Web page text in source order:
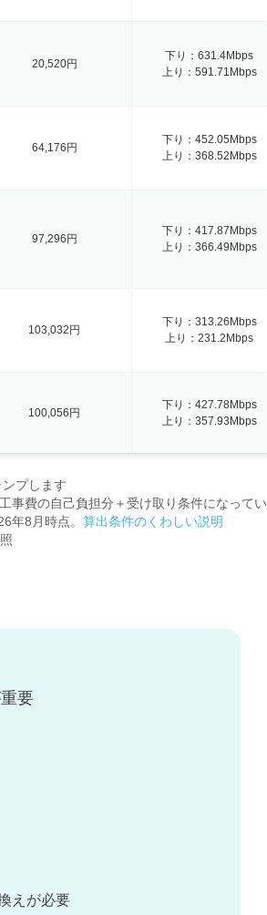
20,520円
下り：631.4Mbps
上り：591.71Mbps
64,176円
下り：452.05Mbps
上り：368.52Mbps
97,296円
下り：417.87Mbps
上り：366.49Mbps
103,032円
下り：313.26Mbps
上り：231.2Mbps
100,056円
下り：427.78Mbps
上り：357.93Mbps
プします
事費の自己負担分＋受け取り条件になってい
年8月時点。 算出条件のくわしい説明
要
えが必要